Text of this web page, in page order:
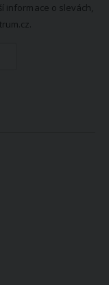
informace o slevách,